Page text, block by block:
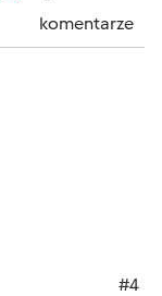
komentarze
#4